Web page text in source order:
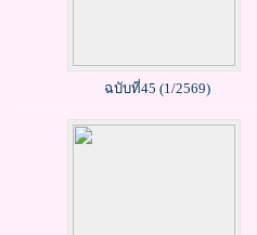
ฉบับที่45 (1/2569)